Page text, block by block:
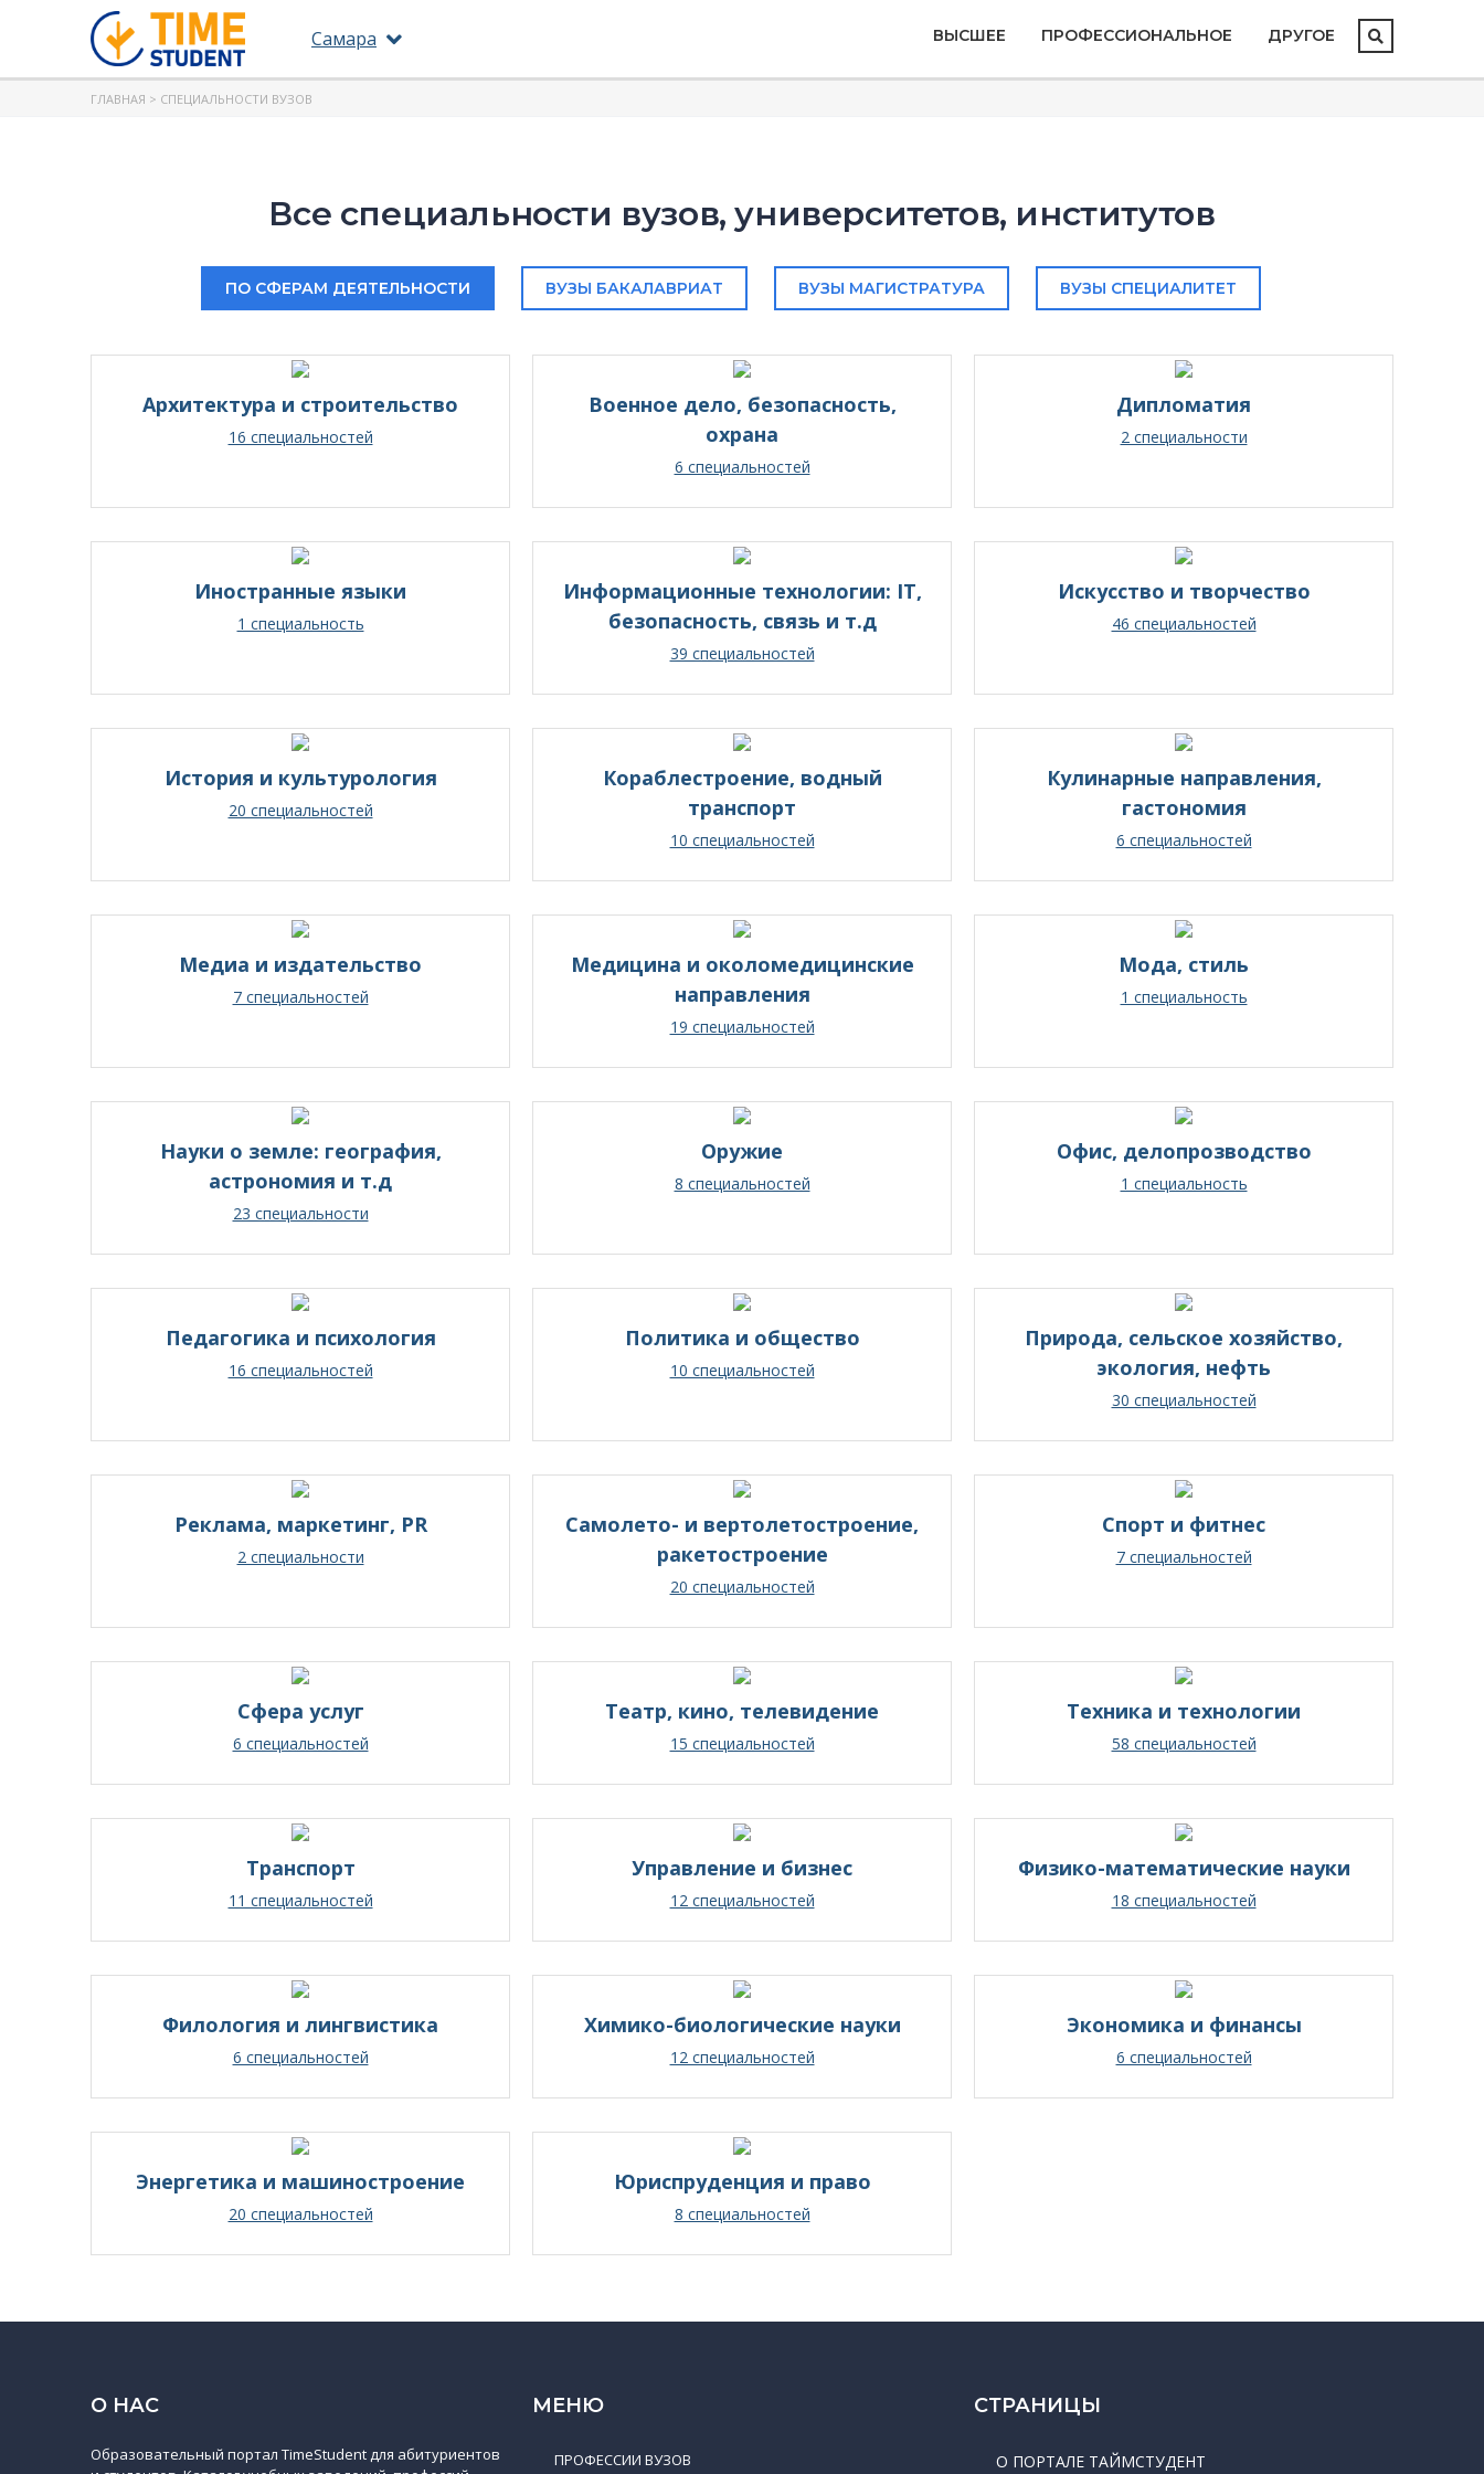
Самара ВЫСШЕЕ ПРОФЕССИОНАЛЬНОЕ ДРУГОЕ
ГЛАВНАЯ > СПЕЦИАЛЬНОСТИ ВУЗОВ
Все специальности вузов, университетов, институтов
ПО СФЕРАМ ДЕЯТЕЛЬНОСТИ ВУЗЫ БАКАЛАВРИАТ ВУЗЫ МАГИСТРАТУРА ВУЗЫ СПЕЦИАЛИТЕТ
Архитектура и строительство
16 специальностей
Военное дело, безопасность,
охрана
6 специальностей
Дипломатия
2 специальности
Иностранные языки
1 специальность
Информационные технологии: IT,
безопасность, связь и т.д
39 специальностей
Искусство и творчество
46 специальностей
История и культурология
20 специальностей
Кораблестроение, водный
транспорт
10 специальностей
Кулинарные направления,
гастономия
6 специальностей
Медиа и издательство
7 специальностей
Медицина и околомедицинские
направления
19 специальностей
Мода, стиль
1 специальность
Науки о земле: география,
астрономия и т.д
23 специальности
Оружие
8 специальностей
Офис, делопрозводство
1 специальность
Педагогика и психология
16 специальностей
Политика и общество
10 специальностей
Природа, сельское хозяйство,
экология, нефть
30 специальностей
Реклама, маркетинг, PR
2 специальности
Самолето- и вертолетостроение,
ракетостроение
20 специальностей
Спорт и фитнес
7 специальностей
Сфера услуг
6 специальностей
Театр, кино, телевидение
15 специальностей
Техника и технологии
58 специальностей
Транспорт
11 специальностей
Управление и бизнес
12 специальностей
Физико-математические науки
18 специальностей
Филология и лингвистика
6 специальностей
Химико-биологические науки
12 специальностей
Экономика и финансы
6 специальностей
Энергетика и машиностроение
20 специальностей
Юриспруденция и право
8 специальностей
О НАС
Образовательный портал TimeStudent для абитуриентов
МЕНЮ
ПРОФЕССИИ ВУЗОВ
СТРАНИЦЫ
О ПОРТАЛЕ ТАЙМСТУДЕНТ